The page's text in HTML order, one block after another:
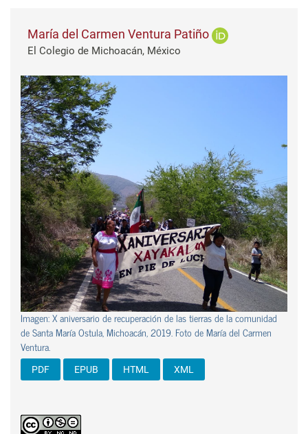
María del Carmen Ventura Patiño
El Colegio de Michoacán, México
Barra lateral del artículo
Imagen: X aniversario de recuperación de las tierras de la comunidad
de Santa María Ostula, Michoacán, 2019. Foto de María del Carmen
Ventura.
PDF EPUB HTML XML